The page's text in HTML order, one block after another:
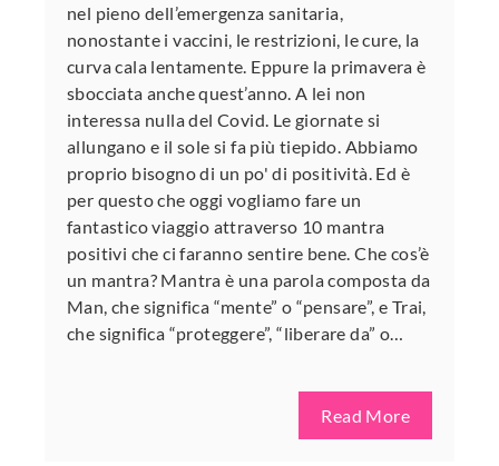
nel pieno dell’emergenza sanitaria,
nonostante i vaccini, le restrizioni, le cure, la
curva cala lentamente. Eppure la primavera è
sbocciata anche quest’anno. A lei non
interessa nulla del Covid. Le giornate si
allungano e il sole si fa più tiepido. Abbiamo
proprio bisogno di un po' di positività. Ed è
per questo che oggi vogliamo fare un
fantastico viaggio attraverso 10 mantra
positivi che ci faranno sentire bene. Che cos’è
un mantra? Mantra è una parola composta da
Man, che significa “mente” o “pensare”, e Trai,
che significa “proteggere”, “liberare da” o…
Read More